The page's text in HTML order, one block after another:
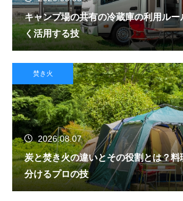
キャンプ場の共有の冷蔵庫の利用ル
く活用する技
焚き火
2026.08.07
炭と焚き火の違いとその役割とは？
分けるプロの技